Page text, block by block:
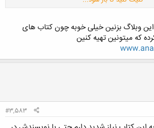
درخواست، از بخش جست و جوی پیشرفته
نظر خود را با فرمت زیر بیان کنید:
مورد نظرwww.amazon.com
وبلاگ بزنین خیلی خوبه چون کتاب های
که میتونین تهیه کنین
#3,583